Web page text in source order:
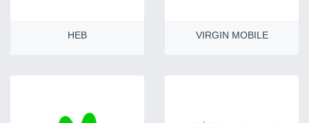
HEB VIRGIN MOBILE